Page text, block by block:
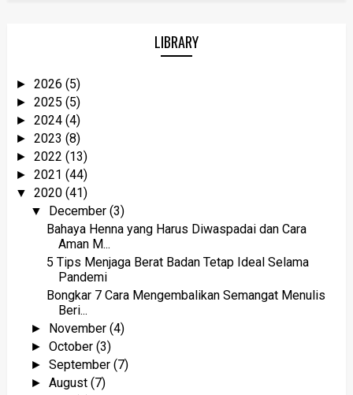
LIBRARY
► 2026 (5)
► 2025 (5)
► 2024 (4)
► 2023 (8)
► 2022 (13)
► 2021 (44)
▼ 2020 (41)
▼ December(3)
Bahaya Henna yang Harus Diwaspadai dan Cara
Aman M...
5 Tips Menjaga Berat Badan Tetap Ideal Selama
Pandemi
Bongkar 7 Cara Mengembalikan Semangat Menulis
Beri...
► November(4)
►October(3)
►September(7)
►August(7)